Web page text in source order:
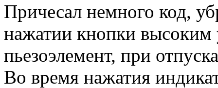
Причесал немного код,
нажатии кнопки высоким
пьезоэлемент, при
Во время нажатия